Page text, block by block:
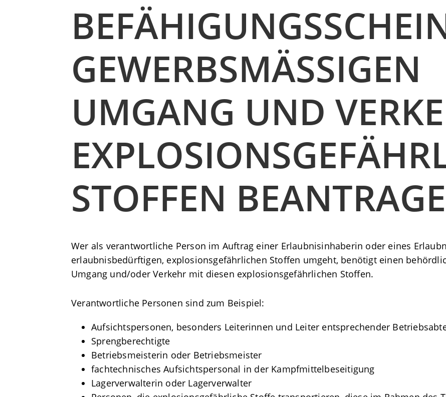
GEWERBSMÄSSIGEN U
MGANG UND
TOFFEN BEANTRAGEN
Wer als verantwortliche Person im Auftrag einer Erlaubnisinhaberin oder eines
erlaubnisbedürftigen, explosionsgefährlichen Stoffen umgeht, benötigt einen
Umgang und/oder Verkehr mit diesen explosionsgefährlichen Stoffen.
Verantwortliche Personen sind zum Beispiel:
Aufsichtspersonen, besonders Leiterinnen und Leiter entsprechender
Sprengberechtigte
Betriebsmeisterin oder Betriebsmeister
fachtechnisches Aufsichtspersonal in der Kampfmittelbeseitigung
Lagerverwalterin oder Lagerverwalter